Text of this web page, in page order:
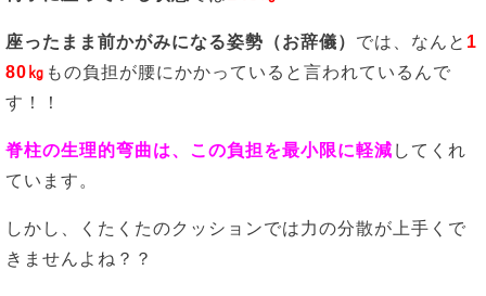
座ったまま前かがみになる姿勢（お辞儀） では、なんと 1
80㎏ もの負担が腰にかかっていると言われているんで
す！！
脊柱の生理的弯曲は、この負担を最小限に軽減 してくれ
ています。
しかし、くたくたのクッションでは力の分散が上手くで
きませんよね？？